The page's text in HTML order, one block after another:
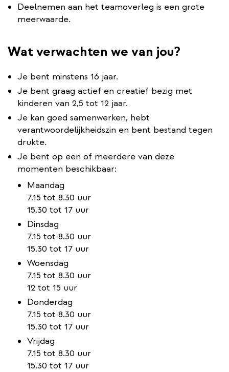
Deelnemen aan het teamoverleg is een grote
meerwaarde.
Wat verwachten we van jou?
Je bent minstens 16 jaar.
Je bent graag actief en creatief bezig met
kinderen van 2,5 tot 12 jaar.
Je kan goed samenwerken, hebt
verantwoordelijkheidszin en bent bestand tegen
drukte.
Je bent op een of meerdere van deze
momenten beschikbaar:
Maandag
7.15 tot 8.30 uur
15.30 tot 17 uur
Dinsdag
7.15 tot 8.30 uur
15.30 tot 17 uur
Woensdag
7.15 tot 8.30 uur
12 tot 15 uur
Donderdag
7.15 tot 8.30 uur
15.30 tot 17 uur
Vrijdag
7.15 tot 8.30 uur
15.30 tot 17 uur